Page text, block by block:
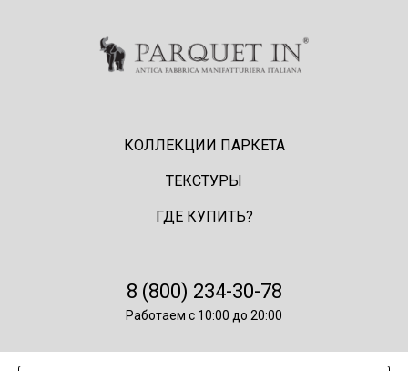
КОЛЛЕКЦИИ ПАРКЕТА
ТЕКСТУРЫ
ГДЕ КУПИТЬ?
8 (800) 234-30-78
Работаем с 10:00 до 20:00